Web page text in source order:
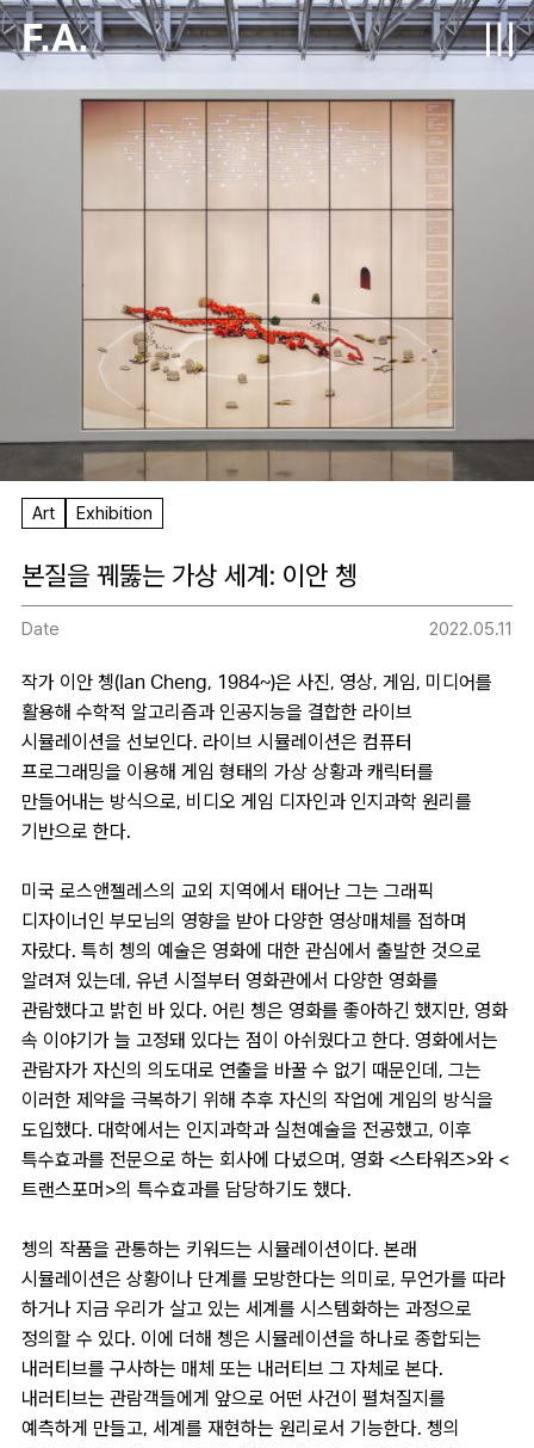
F.A.
Art Exhibition
본질을 꿰뚫는 가상 세계: 이안 쳉
Date 2022.05.11
작가 이안 쳉(Ian Cheng, 1984~)은 사진, 영상, 게임, 미디어를
활용해 수학적 알고리즘과 인공지능을 결합한 라이브
시뮬레이션을 선보인다. 라이브 시뮬레이션은 컴퓨터
프로그래밍을 이용해 게임 형태의 가상 상황과 캐릭터를
만들어내는 방식으로, 비디오 게임 디자인과 인지과학 원리를
기반으로 한다.
미국 로스앤젤레스의 교외 지역에서 태어난 그는 그래픽
디자이너인 부모님의 영향을 받아 다양한 영상매체를 접하며
자랐다. 특히 쳉의 예술은 영화에 대한 관심에서 출발한 것으로
알려져 있는데, 유년 시절부터 영화관에서 다양한 영화를
관람했다고 밝힌 바 있다. 어린 쳉은 영화를 좋아하긴 했지만, 영화
속 이야기가 늘 고정돼 있다는 점이 아쉬웠다고 한다. 영화에서는
관람자가 자신의 의도대로 연출을 바꿀 수 없기 때문인데, 그는
이러한 제약을 극복하기 위해 추후 자신의 작업에 게임의 방식을
도입했다. 대학에서는 인지과학과 실천예술을 전공했고, 이후
특수효과를 전문으로 하는 회사에 다녔으며, 영화 <스타워즈>와 <
트랜스포머>의 특수효과를 담당하기도 했다.
쳉의 작품을 관통하는 키워드는 시뮬레이션이다. 본래
시뮬레이션은 상황이나 단계를 모방한다는 의미로, 무언가를 따라
하거나 지금 우리가 살고 있는 세계를 시스템화하는 과정으로
정의할 수 있다. 이에 더해 쳉은 시뮬레이션을 하나로 종합되는
내러티브를 구사하는 매체 또는 내러티브 그 자체로 본다.
내러티브는 관람객들에게 앞으로 어떤 사건이 펼쳐질지를
예측하게 만들고, 세계를 재현하는 원리로서 기능한다. 쳉의